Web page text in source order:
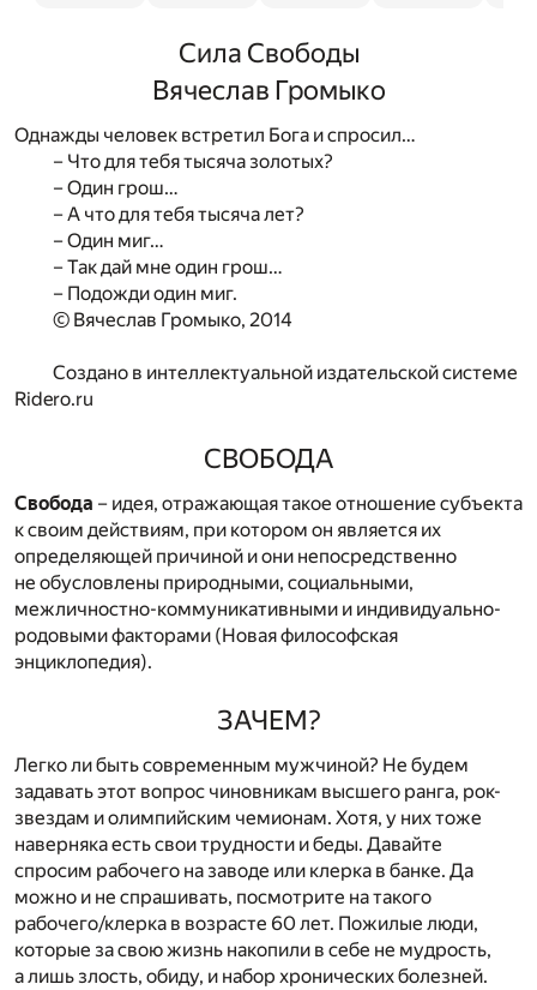
Сила Свободы
Вячеслав Громыко
Однажды человек встретил Бога и спросил…
– Что для тебя тысяча золотых?
– Один грош…
– А что для тебя тысяча лет?
– Один миг…
– Так дай мне один грош…
– Подожди один миг.
© Вячеслав Громыко, 2014
Создано в интеллектуальной издательской системе
Ridero.ru
СВОБОДА
Свобода – идея, отражающая такое отношение субъекта
к своим действиям, при котором он является их
определяющей причиной и они непосредственно
не обусловлены природными, социальными,
межличностно-коммуникативными и индивидуально-
родовыми факторами (Новая философская
энциклопедия).
ЗАЧЕМ?
Легко ли быть современным мужчиной? Не будем
задавать этот вопрос чиновникам высшего ранга, рок-
звездам и олимпийским чемионам. Хотя, у них тоже
наверняка есть свои трудности и беды. Давайте
спросим рабочего на заводе или клерка в банке. Да
можно и не спрашивать, посмотрите на такого
рабочего/клерка в возрасте 60 лет. Пожилые люди,
которые за свою жизнь накопили в себе не мудрость,
а лишь злость, обиду, и набор хронических болезней.